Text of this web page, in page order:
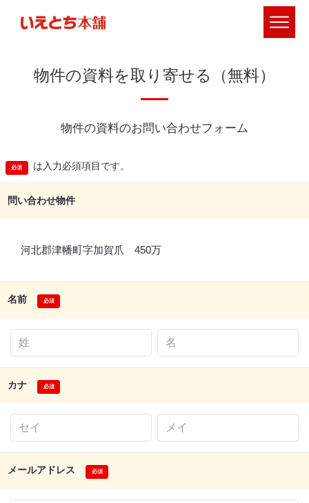
物件の資料を取り寄せる（無料）
物件の資料のお問い合わせフォーム
は入力必須項目です。
問い合わせ物件
河北郡津幡町字加賀爪 450万
名前
カナ
メールアドレス